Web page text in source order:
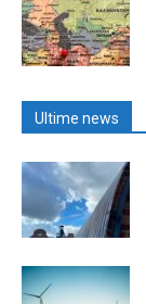
Ultime news